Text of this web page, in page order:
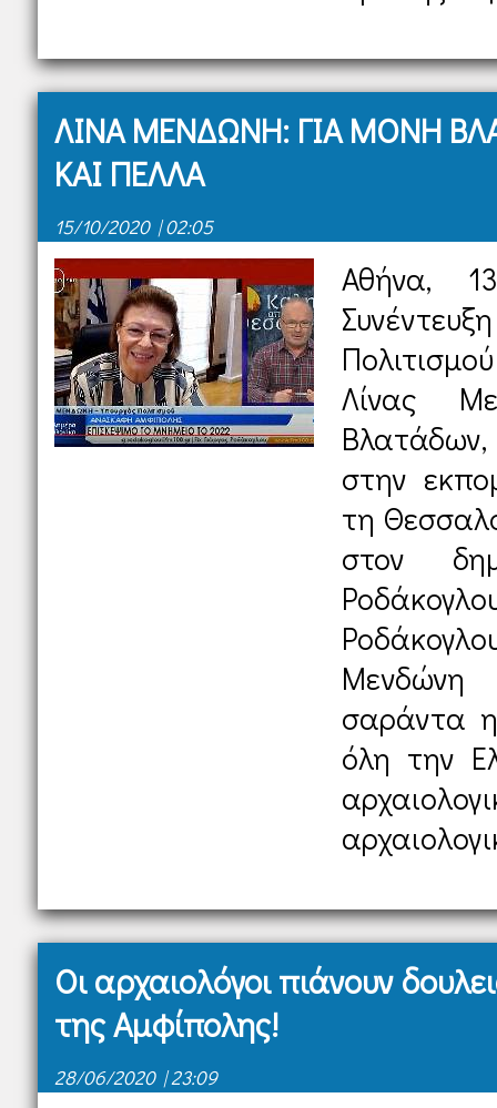
ΛΙΝΑ ΜΕΝΔΩΝΗ: ΓΙΑ ΜΟΝΗ
ΚΑΙ ΠΕΛΛΑ
15/10/2020 | 02:05
Αθήνα,
Λίνας
στην
τη
στον
Μενδώνη
σαράντα
όλη την
Οι αρχαιολόγοι πιάνουν
της Αμφίπολης!
28/06/2020 | 23:09